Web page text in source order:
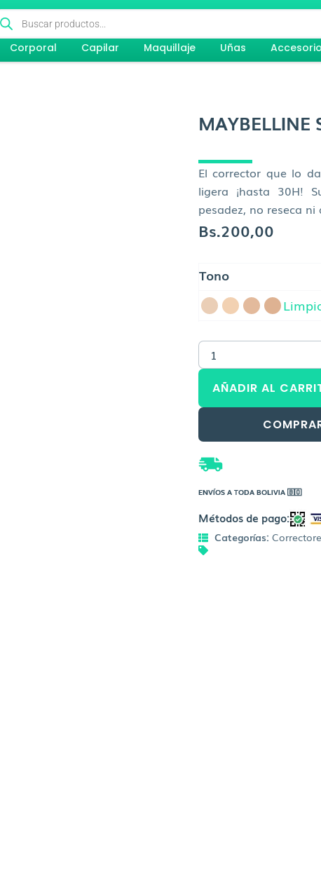
Corporal Capilar Maquillaje Uñas
El corrector que lo
ligera ¡hasta 30H!
pesadez, no reseca ni
Bs.200,00
Tono
MAYBELLINE
SuperStay
Corrector
cantidad
AÑADIR AL
ENVÍOS A TODA BOLIVIA 🇧🇴
Métodos de pago:
Categorías: